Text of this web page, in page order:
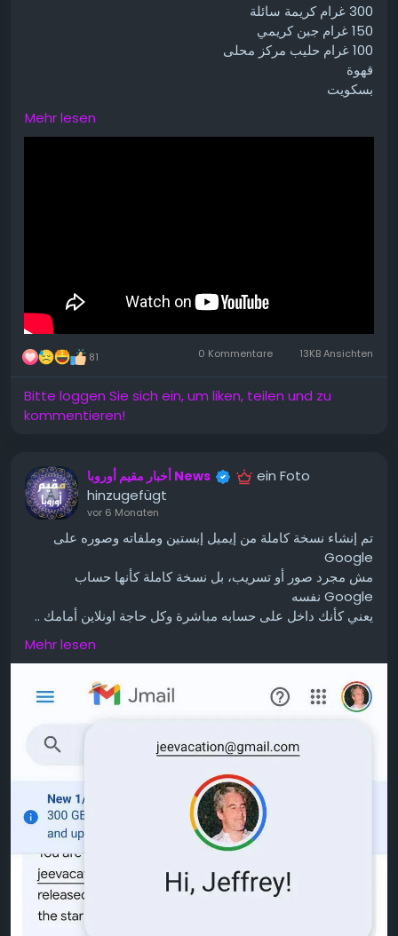
300 غرام كريمة سائلة
150 غرام جبن كريمي
100 غرام حليب مركز محلى
قهوة
بسكويت
Mehr lesen
81 0 Kommentare 13KB Ansichten
Bitte loggen Sie sich ein, um liken, teilen und zu
kommentieren!
أخبار مقيم أوروبا News
ein Foto
hinzugefügt
vor 6 Monaten
تم إنشاء نسخة كاملة من إيميل إبستين وملفاته وصوره على
Google
‏مش مجرد صور أو تسريب، بل نسخة كاملة كأنها حساب
Google نفسه
‏يعني كأنك داخل على حسابه مباشرة وكل حاجة اونلاين أمامك ..
Mehr lesen